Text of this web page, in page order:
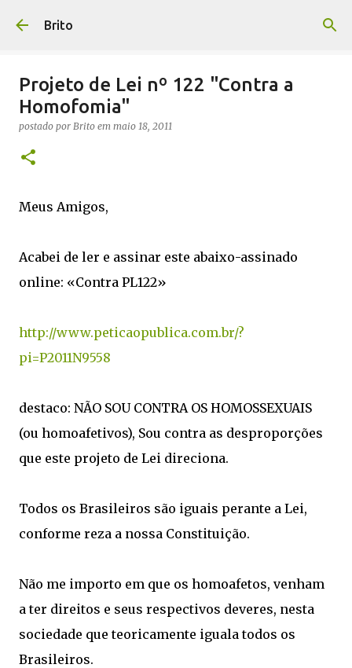
Brito
Projeto de Lei nº 122 "Contra a
Homofomia"
postado por Brito em maio 18, 2011
Meus Amigos,
Acabei de ler e assinar este abaixo-assinado
online: «Contra PL122»
http://www.peticaopublica.com.br/?
pi=P2011N9558
destaco: NÃO SOU CONTRA OS HOMOSSEXUAIS
(ou homoafetivos), Sou contra as desproporções
que este projeto de Lei direciona.
Todos os Brasileiros são iguais perante a Lei,
conforme reza a nossa Constituição.
Não me importo em que os homoafetos, venham
a ter direitos e seus respectivos deveres, nesta
sociedade que teoricamente iguala todos os
Brasileiros.